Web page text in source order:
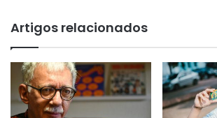
Artigos relacionados